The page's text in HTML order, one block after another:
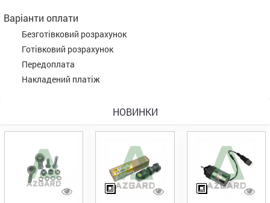
Варіанти оплати
Безготівковий розрахунок
Готівковий розрахунок
Передоплата
Накладений платіж
НОВИНКИ